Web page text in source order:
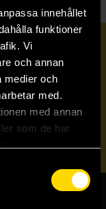
innehållet
funktioner
Vi
och annan
medier och
med.
med annan
som de harSkicka